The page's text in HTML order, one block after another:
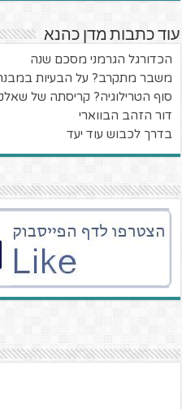
עוד כתבות מדן כהנא
הכדורגל הגרמני מסכם שנה
משבר מתקרב? על הבעיות במבנה
סוף הטרילוגיה? קריסתה של
דור הזהב הבווארי
בדרך לכבוש עוד יעד